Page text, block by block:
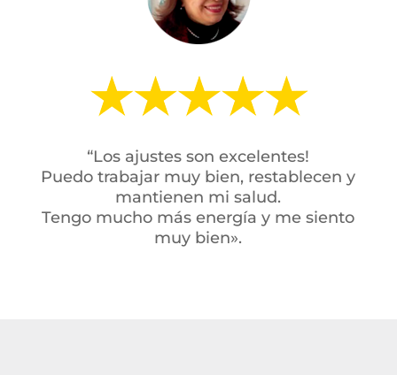
“Los ajustes son excelentes!
Puedo trabajar muy bien, restablecen y
mantienen mi salud.
Tengo mucho más energía y me siento
muy bien».